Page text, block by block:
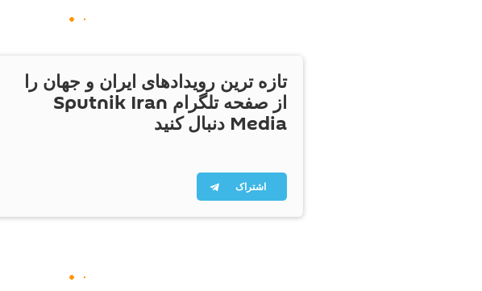
تازه ترین رویدادهای ایران و جهان را
از صفحه تلگرام Sputnik Iran
Media دنبال کنید
اشتراک